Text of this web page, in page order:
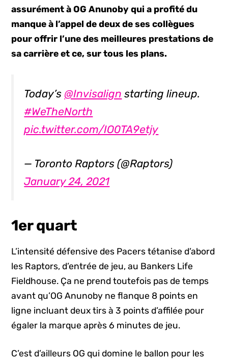
assurément à OG Anunoby qui a profité du
manque à l’appel de deux de ses collègues
pour offrir l’une des meilleures prestations de
sa carrière et ce, sur tous les plans.
Today’s @Invisalign starting lineup.
#WeTheNorth
pic.twitter.com/IO0TA9etjy
— Toronto Raptors (@Raptors)
January 24, 2021
1er quart
L’intensité défensive des Pacers tétanise d’abord
les Raptors, d’entrée de jeu, au Bankers Life
Fieldhouse. Ça ne prend toutefois pas de temps
avant qu’OG Anunoby ne flanque 8 points en
ligne incluant deux tirs à 3 points d’affilée pour
égaler la marque après 6 minutes de jeu.
C’est d’ailleurs OG qui domine le ballon pour les